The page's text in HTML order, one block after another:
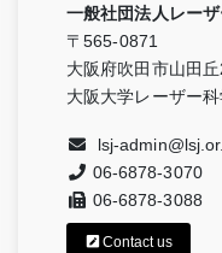
一般社団法人レー
〒565-0871
大阪府吹田市山田
大阪大学レーザー
lsj-
06-6878-3070
06-6878-3088
Contact us